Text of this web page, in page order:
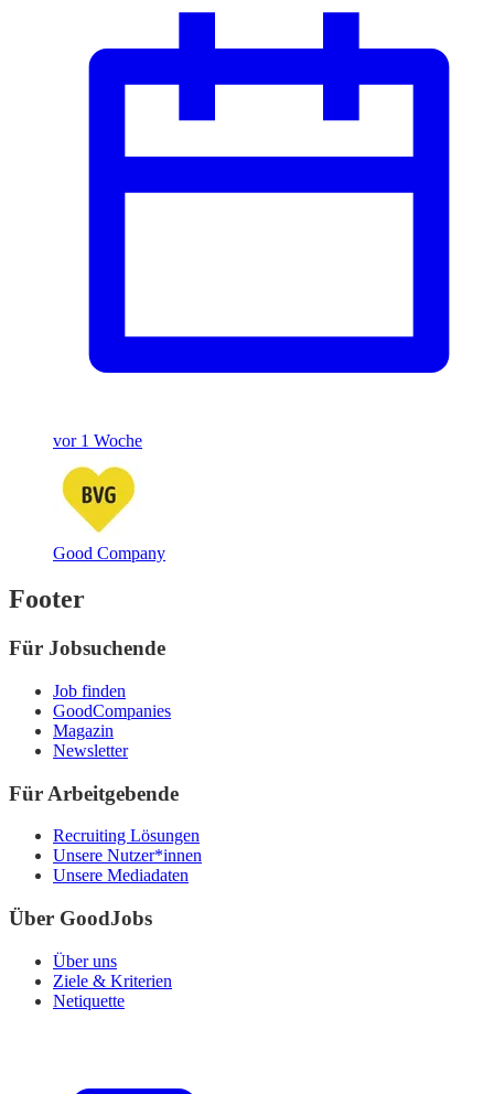
vor 1 Woche
Good Company
Footer
Für Jobsuchende
Job finden
GoodCompanies
Magazin
Newsletter
Für Arbeitgebende
Recruiting Lösungen
Unsere Nutzer*innen
Unsere Mediadaten
Über GoodJobs
Über uns
Ziele & Kriterien
Netiquette